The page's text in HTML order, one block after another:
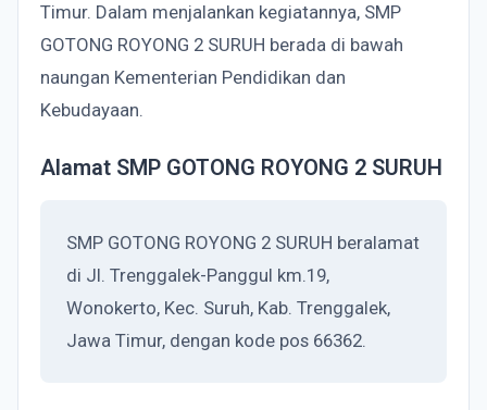
Timur. Dalam menjalankan kegiatannya, SMP
GOTONG ROYONG 2 SURUH berada di bawah
naungan Kementerian Pendidikan dan
Kebudayaan.
Alamat SMP GOTONG ROYONG 2 SURUH
SMP GOTONG ROYONG 2 SURUH beralamat
di Jl. Trenggalek-Panggul km.19,
Wonokerto, Kec. Suruh, Kab. Trenggalek,
Jawa Timur, dengan kode pos 66362.